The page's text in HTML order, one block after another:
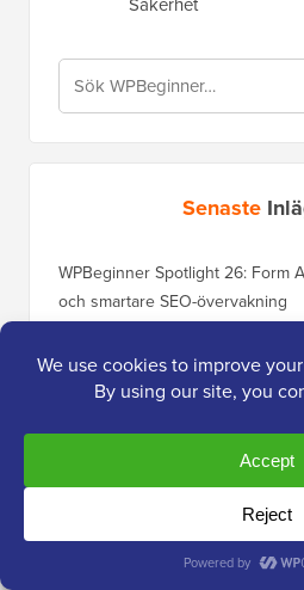
Senaste
WPBeginner Spotlight 26: Form
och smartare SEO-övervakning
Vad kommer i WordPress 7.1?
Skärmdumpar)
Ultimat guide till WordPress-
Hur du ansluter AI-agenter till
för steg)